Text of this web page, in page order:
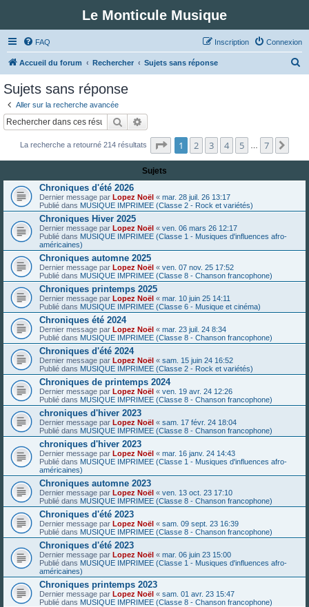
Le Monticule Musique
FAQ Connexion
Inscription
Accueil du forum Rechercher Sujets sans réponse
c
r
Sujets sans réponse
Aller sur la recherche avancée
Rechercher
La recherche a retourné 214 résultats Page sur7
1 2 3 4 5 7
Sujets
Chroniques d'été 2026
Dernier message par Lopez Noël « mar. 28 juil. 26 13:17
Publié dans MUSIQUE IMPRIMEE (Classe 2 - Rock et variétés)
Chroniques Hiver 2025
Dernier message par Lopez Noël « ven. 06 mars 26 12:17
Publié dans MUSIQUE IMPRIMEE (Classe 1 - Musiques d'influences afro-
américaines)
Chroniques automne 2025
Dernier message par Lopez Noël « ven. 07 nov. 25 17:52
Publié dans MUSIQUE IMPRIMEE (Classe 8 - Chanson francophone)
Chroniques printemps 2025
Dernier message par Lopez Noël « mar. 10 juin 25 14:11
Publié dans MUSIQUE IMPRIMEE (Classe 6 - Musique et cinéma)
Chroniques été 2024
Dernier message par Lopez Noël « mar. 23 juil. 24 8:34
Publié dans MUSIQUE IMPRIMEE (Classe 8 - Chanson francophone)
Chroniques d'été 2024
Dernier message par Lopez Noël « sam. 15 juin 24 16:52
Publié dans MUSIQUE IMPRIMEE (Classe 2 - Rock et variétés)
Chroniques de printemps 2024
Dernier message par Lopez Noël « ven. 19 avr. 24 12:26
Publié dans MUSIQUE IMPRIMEE (Classe 8 - Chanson francophone)
chroniques d'hiver 2023
Dernier message par Lopez Noël « sam. 17 févr. 24 18:04
Publié dans MUSIQUE IMPRIMEE (Classe 8 - Chanson francophone)
chroniques d'hiver 2023
Dernier message par Lopez Noël « mar. 16 janv. 24 14:43
Publié dans MUSIQUE IMPRIMEE (Classe 1 - Musiques d'influences afro-
américaines)
Chroniques automne 2023
Dernier message par Lopez Noël « ven. 13 oct. 23 17:10
Publié dans MUSIQUE IMPRIMEE (Classe 8 - Chanson francophone)
Chroniques d'été 2023
Dernier message par Lopez Noël « sam. 09 sept. 23 16:39
Publié dans MUSIQUE IMPRIMEE (Classe 8 - Chanson francophone)
Chroniques d'été 2023
Dernier message par Lopez Noël « mar. 06 juin 23 15:00
Publié dans MUSIQUE IMPRIMEE (Classe 1 - Musiques d'influences afro-
américaines)
Chroniques printemps 2023
Dernier message par Lopez Noël « sam. 01 avr. 23 15:47
Publié dans MUSIQUE IMPRIMEE (Classe 8 - Chanson francophone)